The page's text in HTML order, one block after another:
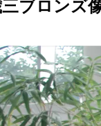
ブロンズ